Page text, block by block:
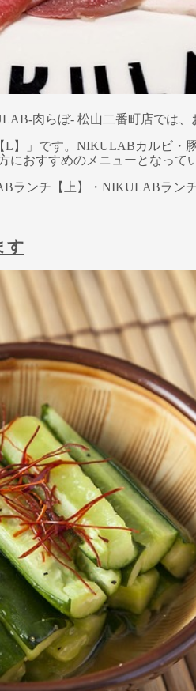
肉らぼ- 松山二番町店では
】」です。NIKULABカルビ・
おすすめのメニューとなって
ランチ【上】・NIKULABラン
す